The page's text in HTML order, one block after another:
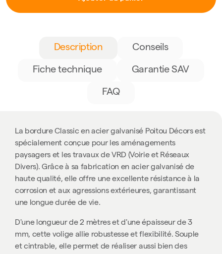
Description Conseils
Fiche technique Garantie SAV
FAQ
La bordure Classic en acier galvanisé Poitou Décors est
spécialement conçue pour les aménagements
paysagers et les travaux de VRD (Voirie et Réseaux
Divers). Grâce à sa fabrication en acier galvanisé de
haute qualité, elle offre une excellente résistance à la
corrosion et aux agressions extérieures, garantissant
une longue durée de vie.
D'une longueur de 2 mètres et d'une épaisseur de 3
mm, cette volige allie robustesse et flexibilité. Souple
et cintrable, elle permet de réaliser aussi bien des